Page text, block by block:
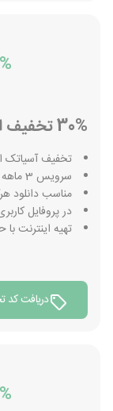
30% تخفیف اینترنت با حجم نامحدود آسیاتک
تخفیف آسیاتک
سرویس 3 ماهه سرعت 8 مگ بر ثانیه قیمت 1 میلیون تومان
مناسب دانلود
در پروفایل
تهیه اینترنت
دریافت کد